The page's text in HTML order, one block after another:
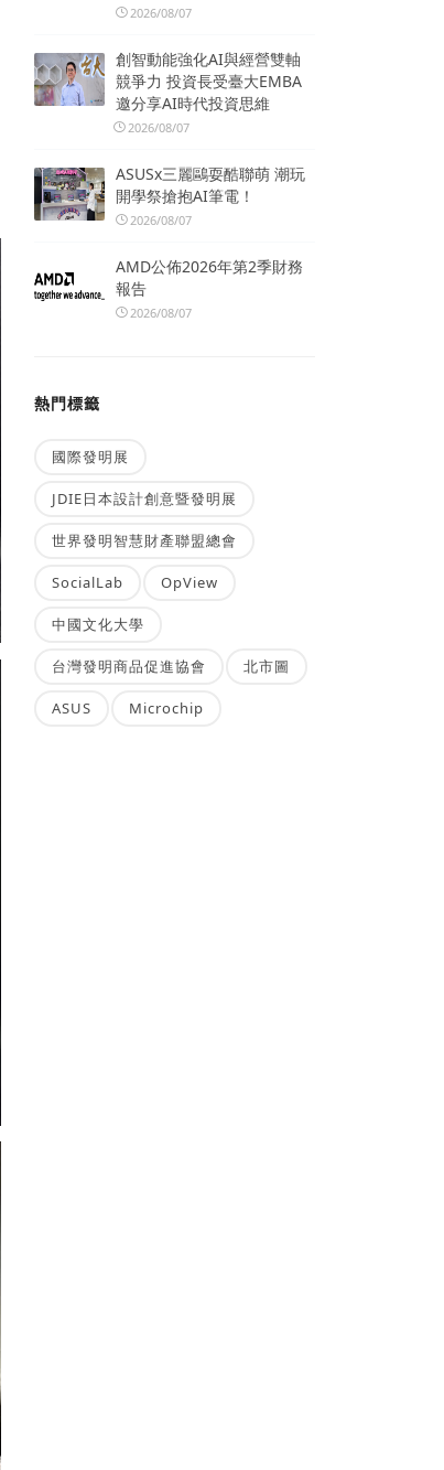
2026/08/07
創智動能強化AI與經營雙軸
競爭力 投資長受臺大EMBA
邀分享AI時代投資思維
2026/08/07
ASUSx三麗鷗耍酷聯萌 潮玩
開學祭搶抱AI筆電！
2026/08/07
AMD公佈2026年第2季財務
報告
2026/08/07
熱門標籤
國際發明展
JDIE日本設計創意暨發明展
世界發明智慧財產聯盟總會
SocialLab OpView
中國文化大學
台灣發明商品促進協會 北市圖
ASUS Microchip